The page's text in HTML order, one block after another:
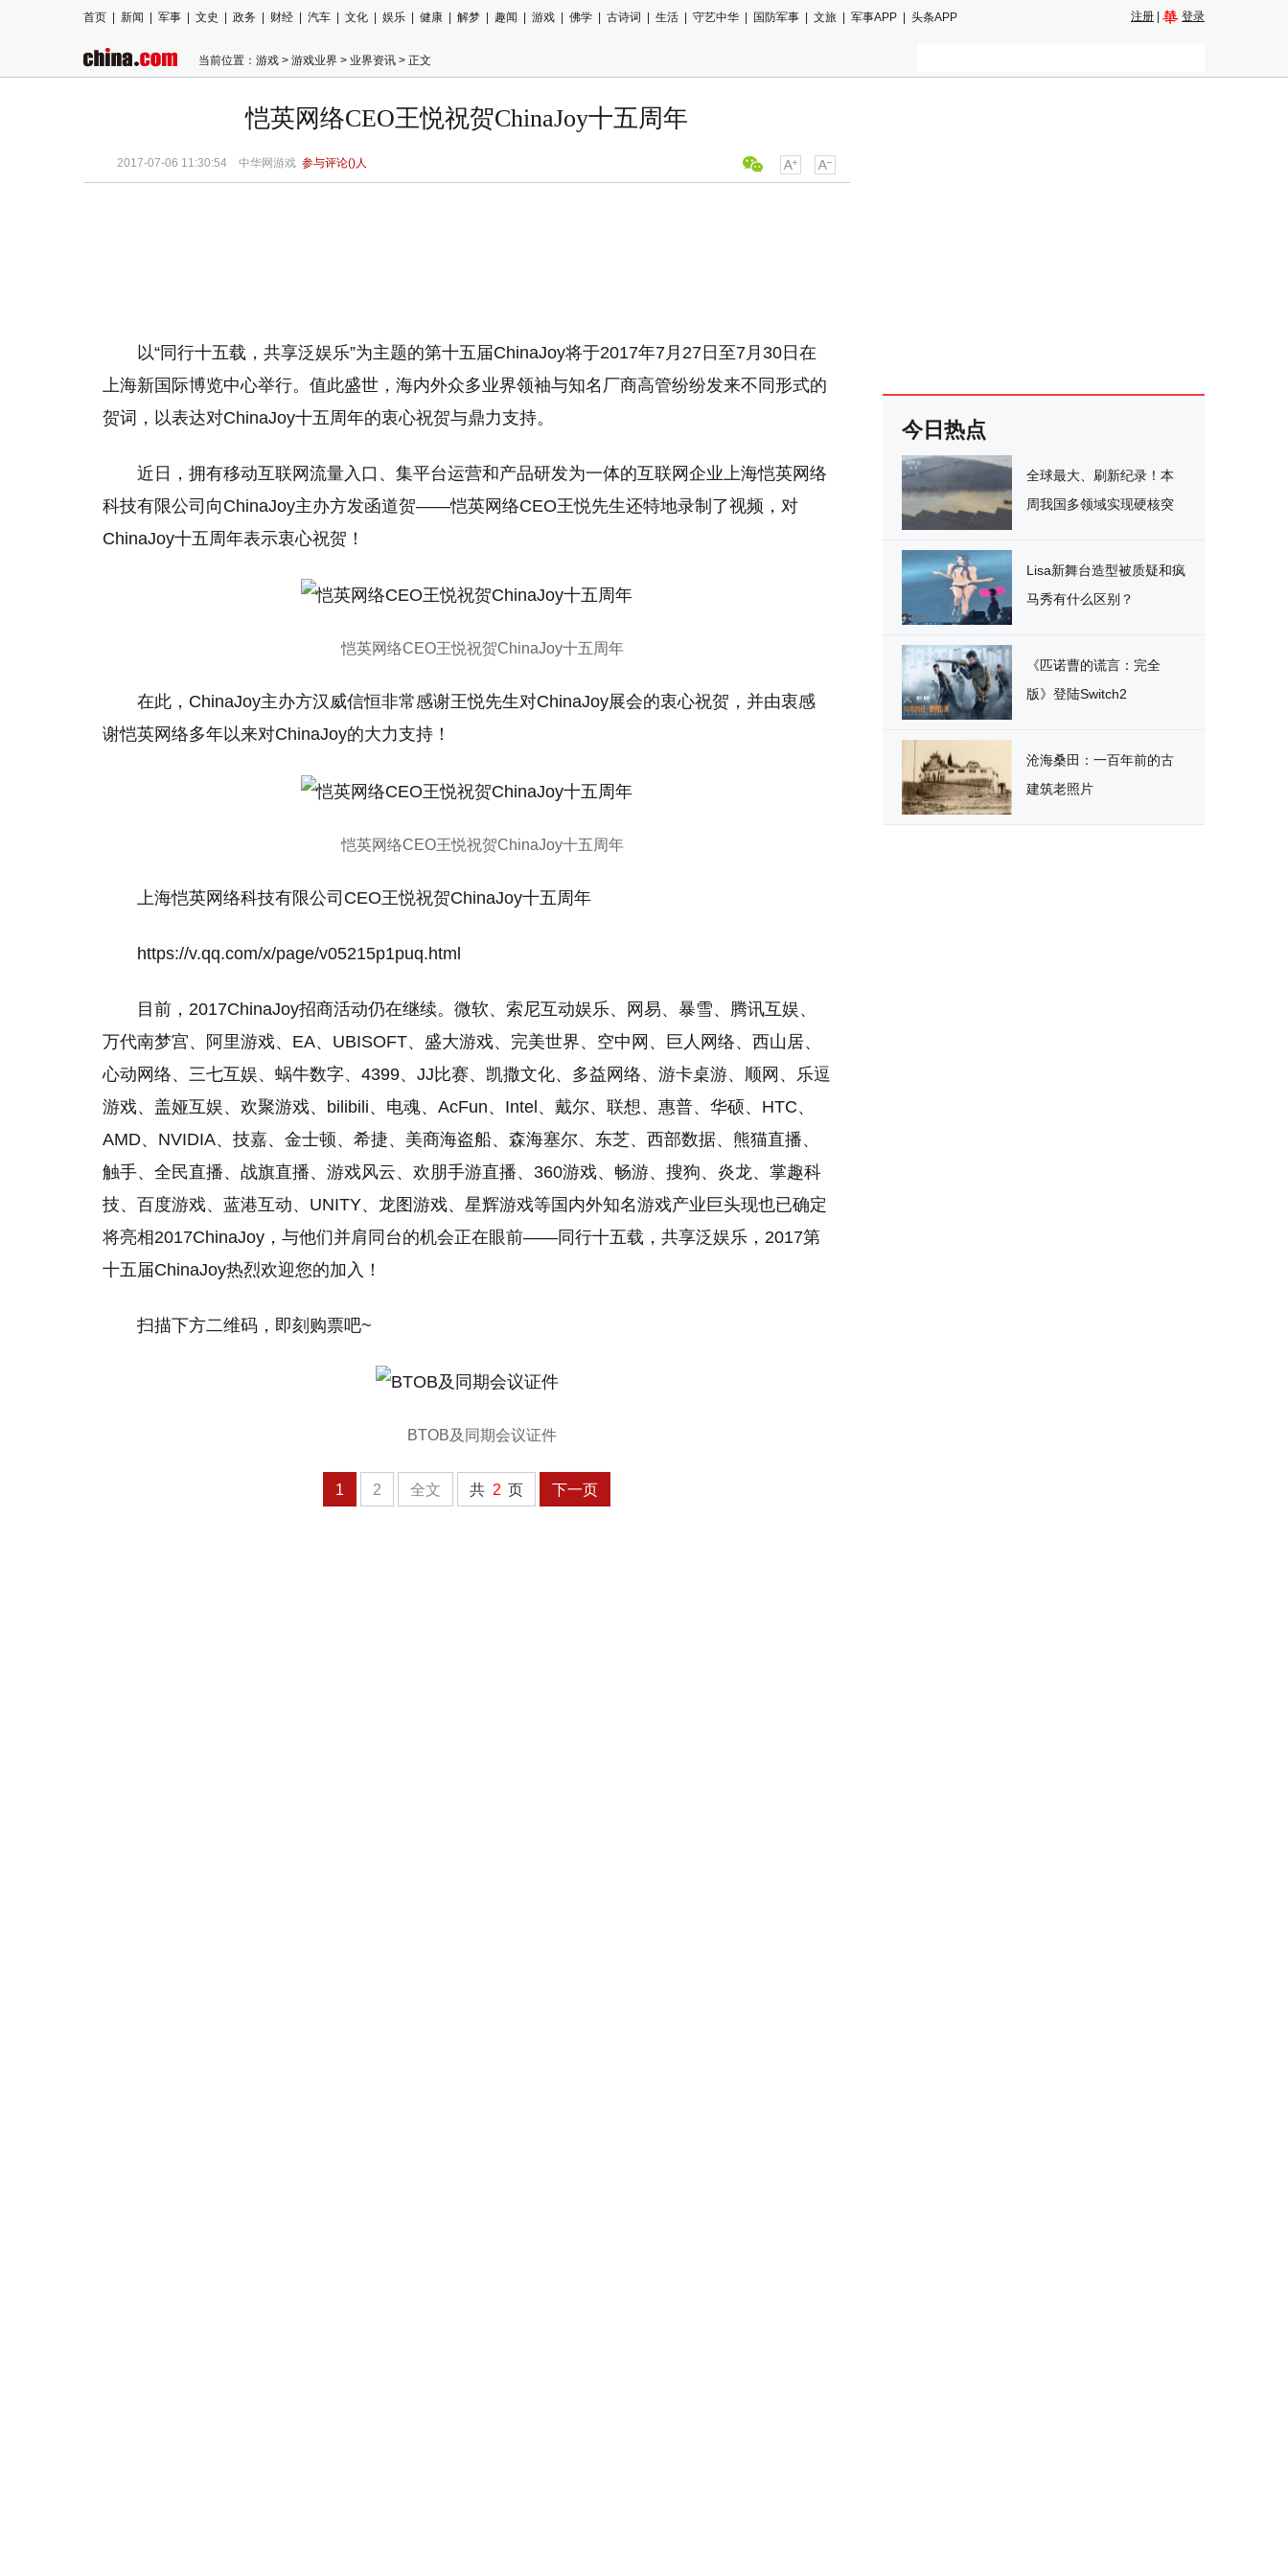
首页 新闻 军事 文史 政务 财经 汽车 文化 娱乐 健康 解梦 趣闻 游戏 佛学 古诗词 生活 守艺中华 国防军事 文旅 军事APP 头条APP 注册 登录
当前位置： 游戏 > 游戏业界 > 业界资讯 > 正文
恺英网络CEO王悦祝贺ChinaJoy十五周年
2017-07-06 11:30:54 中华网游戏 参与评论()人
以“同行十五载，共享泛娱乐”为主题的第十五届ChinaJoy将于2017年7月27日至7月30日在
上海新国际博览中心举行。值此盛世，海内外众多业界领袖与知名厂商高管纷纷发来不同形式的
贺词，以表达对ChinaJoy十五周年的衷心祝贺与鼎力支持。
近日，拥有移动互联网流量入口、集平台运营和产品研发为一体的互联网企业上海恺英网络
科技有限公司向ChinaJoy主办方发函道贺——恺英网络CEO王悦先生还特地录制了视频，对
ChinaJoy十五周年表示衷心祝贺！
恺英网络CEO王悦祝贺ChinaJoy十五周年
在此，ChinaJoy主办方汉威信恒非常感谢王悦先生对ChinaJoy展会的衷心祝贺，并由衷感
谢恺英网络多年以来对ChinaJoy的大力支持！
恺英网络CEO王悦祝贺ChinaJoy十五周年
上海恺英网络科技有限公司CEO王悦祝贺ChinaJoy十五周年
https://v.qq.com/x/page/v05215p1puq.html
目前，2017ChinaJoy招商活动仍在继续。微软、索尼互动娱乐、网易、暴雪、腾讯互娱、
万代南梦宫、阿里游戏、EA、UBISOFT、盛大游戏、完美世界、空中网、巨人网络、西山居、
心动网络、三七互娱、蜗牛数字、4399、JJ比赛、凯撒文化、多益网络、游卡桌游、顺网、乐逗
游戏、盖娅互娱、欢聚游戏、bilibili、电魂、AcFun、Intel、戴尔、联想、惠普、华硕、HTC、
AMD、NVIDIA、技嘉、金士顿、希捷、美商海盗船、森海塞尔、东芝、西部数据、熊猫直播、
触手、全民直播、战旗直播、游戏风云、欢朋手游直播、360游戏、畅游、搜狗、炎龙、掌趣科
技、百度游戏、蓝港互动、UNITY、龙图游戏、星辉游戏等国内外知名游戏产业巨头现也已确定
将亮相2017ChinaJoy，与他们并肩同台的机会正在眼前——同行十五载，共享泛娱乐，2017第
十五届ChinaJoy热烈欢迎您的加入！
扫描下方二维码，即刻购票吧~
BTOB及同期会议证件
1 2 全文 共 2 页 下一页
今日热点
全球最大、刷新纪录！本
周我国多领域实现硬核突
Lisa新舞台造型被质疑和疯
马秀有什么区别？
《匹诺曹的谎言：完全
版》登陆Switch2
沧海桑田：一百年前的古
建筑老照片